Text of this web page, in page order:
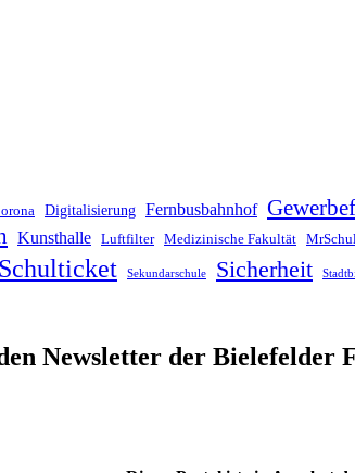
Digitalisierung Fernbusbahnhof
Kunsthalle Luftfilter Medizinische Fakultät
Schulticket Sekundarschule Sicherheit
Newsletter der Bielefelder